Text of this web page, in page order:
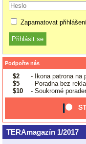
Zapamatovat
Podpořte nás
$2
- Ikona patrona na
$5
- Poradna bez
$10
- Soukromé
TERAmagazín 1/2017